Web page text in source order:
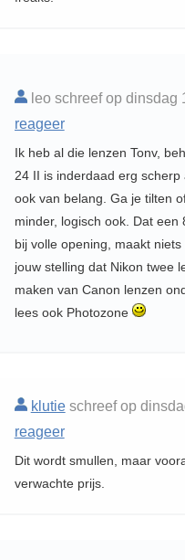
leo schreef op dinsdag
reageer
Ik heb al die lenzen Tonv,
24 II is inderdaad erg
ook van belang. Ga je tilten
minder, logisch ook. Dat
bij volle opening, maakt
jouw stelling dat Nikon twee
maken van Canon lenzen
lees ook Photozone
klutieschreef op
reageer
Dit wordt smullen, maar
verwachte prijs.